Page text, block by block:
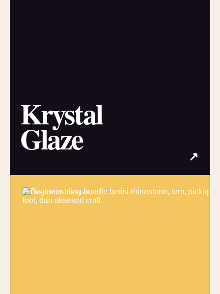
Krystal
Glaze ↗
03 / READY TO CREATE